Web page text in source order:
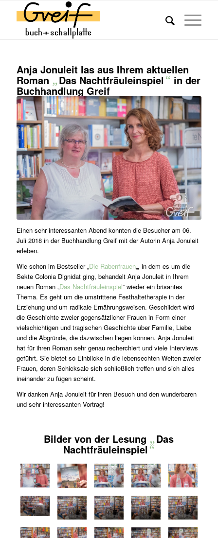
Anja Jonuleit las aus Ihrem aktuellen
Roman „Das Nachtfräuleinspiel“ in der
Buchhandlung Greif
Einen sehr interessanten Abend konnten die Besucher am 06.
Juli 2018 in der Buchhandlung Greif mit der Autorin Anja Jonuleit
erleben.
Wie schon im Bestseller „Die Rabenfrauen„, in dem es um die
Sekte Colonia Dignidat ging, behandelt Anja Jonuleit in Ihrem
neuen Roman „Das Nachtfräuleinspiel“ wieder ein brisantes
Thema. Es geht um die umstrittene Festhaltetherapie in der
Erziehung und um radikale Ernährungsweisen. Geschildert wird
die Geschichte zweier gegensätzlicher Frauen in Form einer
vielschichtigen und tragischen Geschichte über Familie, Liebe
und die Abgründe, die dazwischen liegen können. Anja Jonuleit
hat für ihren Roman sehr genau recherchiert und viele Interviews
geführt. Sie bietet so Einblicke in die lebensechten Welten zweier
Frauen, deren Schicksale sich schließlich treffen und sich alles
ineinander zu fügen scheint.
Wir danken Anja Jonuleit für ihren Besuch und den wunderbaren
und sehr interessanten Vortrag!
Bilder von der Lesung „Das
Nachtfräuleinspiel“